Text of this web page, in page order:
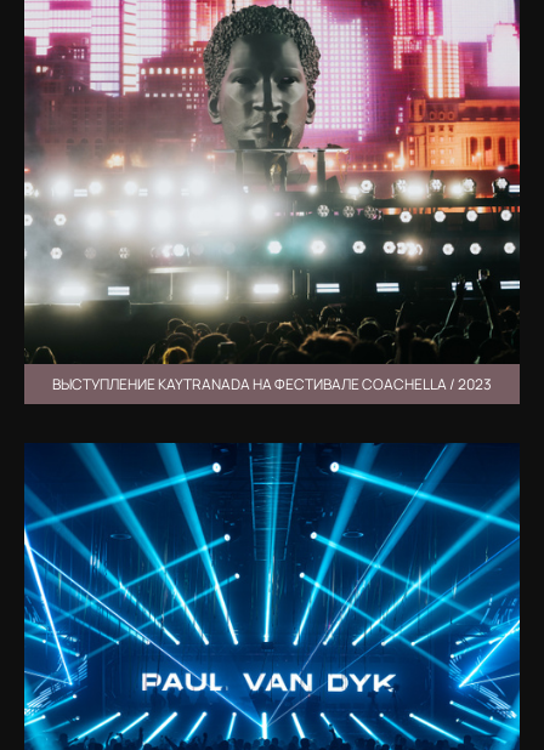
ВЫСТУПЛЕНИЕ KAYTRANADA НА ФЕСТИВАЛЕ COACHELLA / 2023